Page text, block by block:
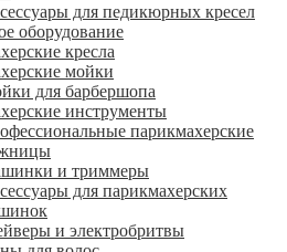
для педикюрных кресел
оборудование
кресла
мойки
для барбершопа
инструменты
парикмахерские
и триммеры
для парикмахерских
и электробритвы